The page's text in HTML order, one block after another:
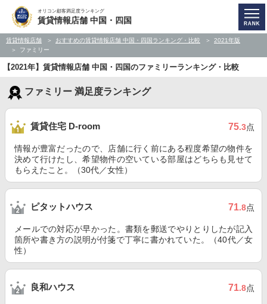
オリコン顧客満足度ランキング
賃貸情報店舗 中国・四国
賃貸情報店舗 おすすめの賃貸情報店舗 中国・四国ランキング・比較
2021年版
ファミリー
【2021年】賃貸情報店舗 中国・四国のファミリーランキング・比較
ファミリー 満足度ランキング
賃貸住宅 D-room 75.3点
情報が豊富だったので、店舗に行く前にある程度希望の物件を
決めて行けたし、希望物件の空いている部屋はどちらも見せて
もらえたこと。（30代／女性）
ピタットハウス 71.8点
メールでの対応が早かった。書類を郵送でやりとりしたが記入
箇所や書き方の説明が付箋で丁寧に書かれていた。（40代／女
性）
良和ハウス 71.8点